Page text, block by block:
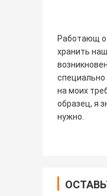
Работающ
хранить
специально
на моих
образец, я
нужно.